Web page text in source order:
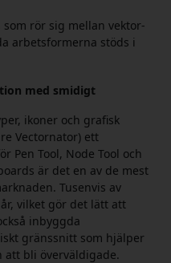
rör sig mellan vektor-
arbetsformerna stöds i
med smidigt
ikoner och grafisk
Vectornator) ett
Pen Tool, Node Tool och
är det en av de mest
Tusenvis av
vilket gör det lätt att
inbyggda
gränssnitt som hjälper
att bli överväldigade.